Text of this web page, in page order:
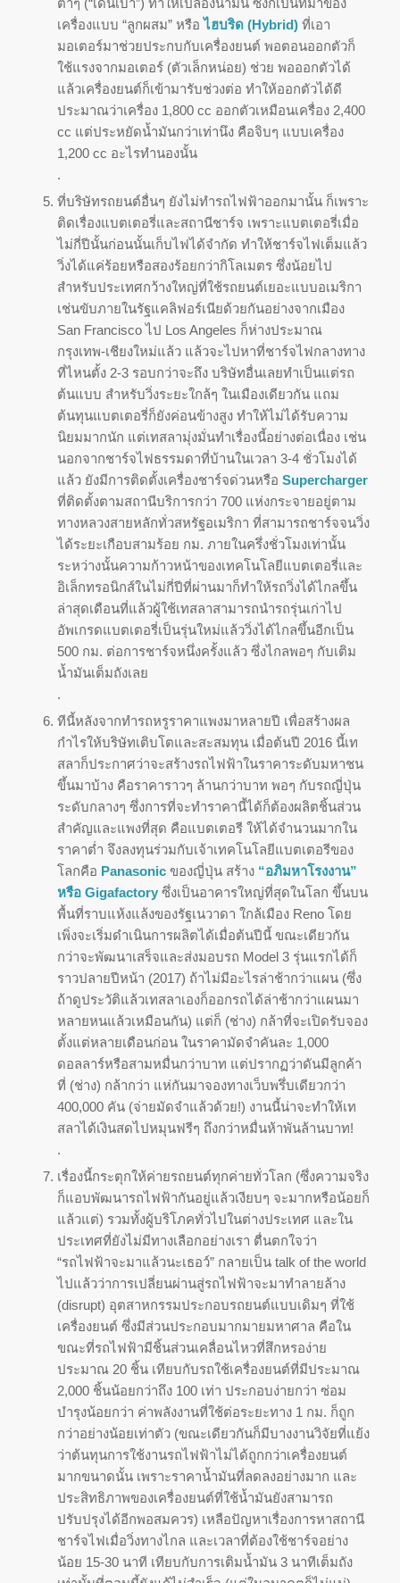
ต่ำๆ (“เดินเบา”) ทำให้เปลืองน้ำมัน ซึ่งก็เป็นที่มาของ
เครื่องแบบ “ลูกผสม” หรือไฮบริด (Hybrid)ที่เอา
มอเตอร์มาช่วยประกบกับเครื่องยนต์ พอตอนออกตัวก็
ใช้แรงจากมอเตอร์ (ตัวเล็กหน่อย) ช่วย พอออกตัวได้
แล้วเครื่องยนต์ก็เข้ามารับช่วงต่อ ทำให้ออกตัวได้ดี
ประมาณว่าเครื่อง 1,800 cc ออกตัวเหมือนเครื่อง 2,400
cc แต่ประหยัดน้ำมันกว่าเท่านึง คือจิบๆ แบบเครื่อง
1,200 cc อะไรทำนองนั้น
.
ที่บริษัทรถยนต์อื่นๆ ยังไม่ทำรถไฟฟ้าออกมานั้น ก็เพราะ
ติดเรื่องแบตเตอรี่และสถานีชาร์จ เพราะแบตเตอรี่เมื่อ
ไม่กี่ปีนั้นก่อนนั้นเก็บไฟได้จำกัด ทำให้ชาร์จไฟเต็มแล้ว
วิ่งได้แค่ร้อยหรือสองร้อยกว่ากิโลเมตร ซึ่งน้อยไป
สำหรับประเทศกว้างใหญ่ที่ใช้รถยนต์เยอะแบบอเมริกา
เช่นขับภายในรัฐแคลิฟอร์เนียด้วยกันอย่างจากเมือง
San Francisco ไป Los Angeles ก็ห่างประมาณ
กรุงเทพ-เชียงใหม่แล้ว แล้วจะไปหาที่ชาร์จไฟกลางทาง
ที่ไหนตั้ง 2-3 รอบกว่าจะถึง บริษัทอื่นเลยทำเป็นแต่รถ
ต้นแบบ สำหรับวิ่งระยะใกล้ๆ ในเมืองเดียวกัน แถม
ต้นทุนแบตเตอรี่ก็ยังค่อนข้างสูง ทำให้ไม่ได้รับความ
นิยมมากนัก แต่เทสลามุ่งมั่นทำเรื่องนี้อย่างต่อเนื่อง เช่น
นอกจากชาร์จไฟธรรมดาที่บ้านในเวลา 3-4 ชั่วโมงได้
แล้ว ยังมีการติดตั้งเครื่องชาร์จด่วนหรือ Supercharger
ที่ติดตั้งตามสถานีบริการกว่า 700 แห่งกระจายอยู่ตาม
ทางหลวงสายหลักทั่วสหรัฐอเมริกา ที่สามารถชาร์จจนวิ่ง
ได้ระยะเกือบสามร้อย กม. ภายในครึ่งชั่วโมงเท่านั้น
ระหว่างนั้นความก้าวหน้าของเทคโนโลยีแบตเตอรี่และ
อิเล็กทรอนิกส์ในไม่กี่ปีที่ผ่านมาก็ทำให้รถวิ่งได้ไกลขึ้น
ล่าสุดเดือนที่แล้วผู้ใช้เทสลาสามารถนำรถรุ่นเก่าไป
อัพเกรดแบตเตอรี่เป็นรุ่นใหม่แล้ววิ่งได้ไกลขึ้นอีกเป็น
500 กม. ต่อการชาร์จหนึ่งครั้งแล้ว ซึ่งไกลพอๆ กับเติม
น้ำมันเต็มถังเลย
.
ทีนี้หลังจากทำรถหรูราคาแพงมาหลายปี เพื่อสร้างผล
กำไรให้บริษัทเติบโตและสะสมทุน เมื่อต้นปี 2016 นี้เท
สลาก็ประกาศว่าจะสร้างรถไฟฟ้าในราคาระดับมหาชน
ขึ้นมาบ้าง คือราคาราวๆ ล้านกว่าบาท พอๆ กับรถญี่ปุ่น
ระดับกลางๆ ซึ่งการที่จะทำราคานี้ได้ก็ต้องผลิตชิ้นส่วน
สำคัญและแพงที่สุด คือแบตเตอรี ให้ได้จำนวนมากใน
ราคาต่ำ จึงลงทุนร่วมกับเจ้าเทคโนโลยีแบตเตอรีของ
โลกคือ Panasonicของญี่ปุ่น สร้าง “อภิมหาโรงงาน”
หรือ Gigafactoryซึ่งเป็นอาคารใหญ่ที่สุดในโลก ขึ้นบน
พื้นที่ราบแห้งแล้งของรัฐเนวาดา ใกล้เมือง Reno โดย
เพิ่งจะเริ่มดำเนินการผลิตได้เมื่อต้นปีนี้ ขณะเดียวกัน
กว่าจะพัฒนาเสร็จและส่งมอบรถ Model 3 รุ่นแรกได้ก็
ราวปลายปีหน้า (2017) ถ้าไม่มีอะไรล่าช้ากว่าแผน (ซึ่ง
ถ้าดูประวัติแล้วเทสลาเองก็ออกรถได้ล่าช้ากว่าแผนมา
หลายหนแล้วเหมือนกัน) แต่ก็ (ช่าง) กล้าที่จะเปิดรับจอง
ตั้งแต่หลายเดือนก่อน ในราคามัดจำคันละ 1,000
ดอลลาร์หรือสามหมื่นกว่าบาท แต่ปรากฏว่าดันมีลูกค้า
ที่ (ช่าง) กล้ากว่า แห่กันมาจองทางเว็บพรึ่บเดียวกว่า
400,000 คัน (จ่ายมัดจำแล้วด้วย!) งานนี้น่าจะทำให้เท
สลาได้เงินสดไปหมุนฟรีๆ ถึงกว่าหมื่นห้าพันล้านบาท!
.
เรื่องนี้กระตุกให้ค่ายรถยนต์ทุกค่ายทั่วโลก (ซึ่งความจริง
ก็แอบพัฒนารถไฟฟ้ากันอยู่แล้วเงียบๆ จะมากหรือน้อยก็
แล้วแต่) รวมทั้งผู้บริโภคทั่วไปในต่างประเทศ และใน
ประเทศที่ยังไม่มีทางเลือกอย่างเรา ตื่นตกใจว่า
“รถไฟฟ้าจะมาแล้วนะเธอว์” กลายเป็น talk of the world
ไปแล้วว่าการเปลี่ยนผ่านสู่รถไฟฟ้าจะมาทำลายล้าง
(disrupt) อุตสาหกรรมประกอบรถยนต์แบบเดิมๆ ที่ใช้
เครื่องยนต์ ซึ่งมีส่วนประกอบมากมายมหาศาล คือใน
ขณะที่รถไฟฟ้ามีชิ้นส่วนเคลื่อนไหวที่สึกหรอง่าย
ประมาณ 20 ชิ้น เทียบกับรถใช้เครื่องยนต์ที่มีประมาณ
2,000 ชิ้นน้อยกว่าถึง 100 เท่า ประกอบง่ายกว่า ซ่อม
บำรุงน้อยกว่า ค่าพลังงานที่ใช้ต่อระยะทาง 1 กม. ก็ถูก
กว่าอย่างน้อยเท่าตัว (ขณะเดียวกันก็มีบางงานวิจัยที่แย้ง
ว่าต้นทุนการใช้งานรถไฟฟ้าไม่ได้ถูกกว่าเครื่องยนต์
มากขนาดนั้น เพราะราคาน้ำมันที่ลดลงอย่างมาก และ
ประสิทธิภาพของเครื่องยนต์ที่ใช้น้ำมันยังสามารถ
ปรับปรุงได้อีกพอสมควร) เหลือปัญหาเรื่องการหาสถานี
ชาร์จไฟเมื่อวิ่งทางไกล และเวลาที่ต้องใช้ชาร์จอย่าง
น้อย 15-30 นาที เทียบกับการเติมน้ำมัน 3 นาทีเต็มถัง